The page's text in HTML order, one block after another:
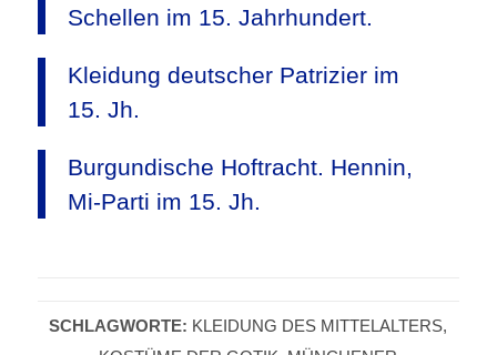
Schellen im 15. Jahrhundert.
Kleidung deutscher Patrizier im
15. Jh.
Burgundische Hoftracht. Hennin,
Mi-Parti im 15. Jh.
SCHLAGWORTE: KLEIDUNG DES MITTELALTERS,